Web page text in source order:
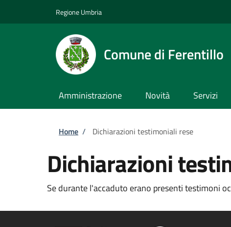
Regione Umbria
Comune di Ferentillo
Amministrazione Novità Servizi
Briciole di pane
Home / Dichiarazioni testimoniali rese
Dichiarazioni
Se durante l'accaduto erano presenti testimoni